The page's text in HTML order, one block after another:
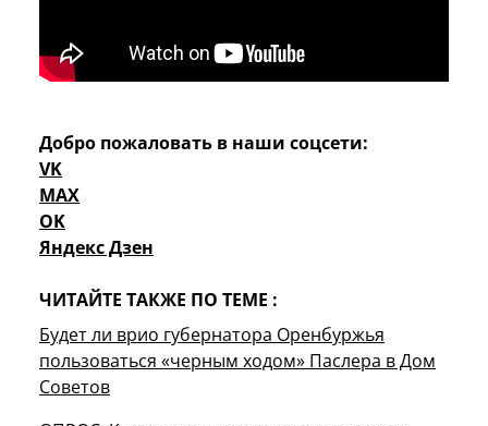
Добро пожаловать в наши соцсети:
VK
MAX
OK
Яндекс Дзен
ЧИТАЙТЕ ТАКЖЕ ПО ТЕМЕ :
Будет ли врио губернатора Оренбуржья
пользоваться «черным ходом» Паслера в Дом
Советов